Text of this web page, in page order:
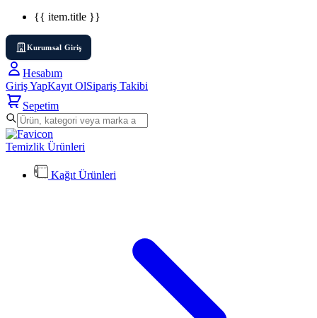
{{ item.title }}
Kurumsal Giriş
Hesabım
Giriş YapKayıt OlSipariş Takibi
Sepetim
Temizlik Ürünleri
Kağıt Ürünleri